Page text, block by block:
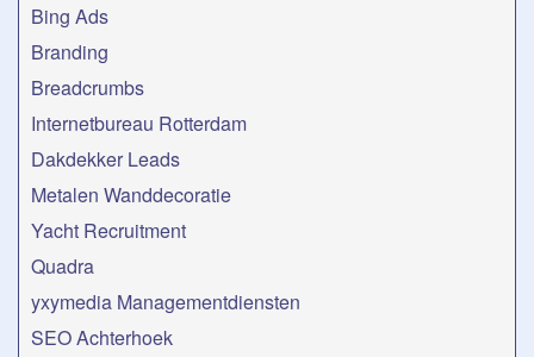
Bing Ads
Branding
Breadcrumbs
Internetbureau Rotterdam
Dakdekker Leads
Metalen Wanddecoratie
Yacht Recruitment
Quadra
yxymedia Managementdiensten
SEO Achterhoek